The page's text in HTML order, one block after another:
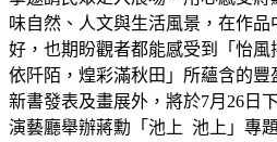
味自然、人文與生活風景，在作
好，也期盼觀者都能感受到「怡
依阡陌，煌彩滿秋田」所蘊含的
新書發表及畫展外，將於7月26日
演藝廳舉辦蔣勳「池上 池上」專